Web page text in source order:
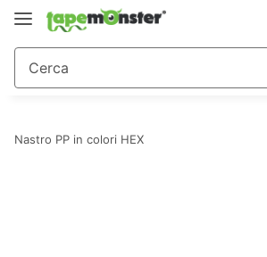
Nastro PP in colori HEX